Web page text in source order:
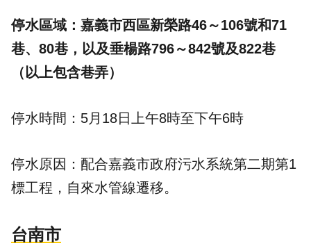
停水區域：嘉義市西區新榮路46～106號和71
巷、80巷，以及垂楊路796～842號及822巷
（以上包含巷弄）
停水時間：5月18日上午8時至下午6時
停水原因：配合嘉義市政府污水系統第二期第1
標工程，自來水管線遷移。
台南市